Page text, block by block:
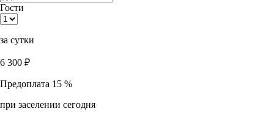
Гости
за сутки
6 300 ₽
Предоплата 15 %
при заселении сегодня